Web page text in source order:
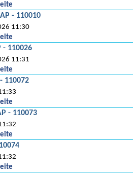
- 110010
11:30
110026
11:31
110072
- 110073